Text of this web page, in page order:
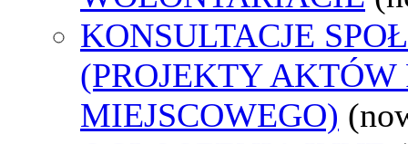
KONSULTACJE
(PROJEKTY AKTÓW
MIEJSCOWEGO)